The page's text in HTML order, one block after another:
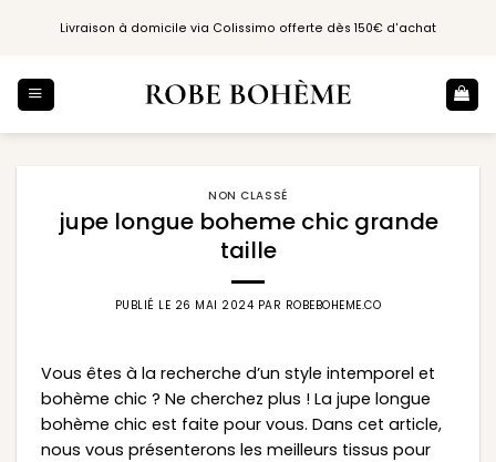
Livraison à domicile via Colissimo offerte dès 150€ d'achat
NON CLASSÉ
jupe longue boheme chic grande
taille
PUBLIÉ LE 26 MAI 2024 PAR ROBEBOHEME.CO
Vous êtes à la recherche d’un style intemporel et
bohème chic ? Ne cherchez plus ! La jupe longue
bohème chic est faite pour vous. Dans cet article,
nous vous présenterons les meilleurs tissus pour